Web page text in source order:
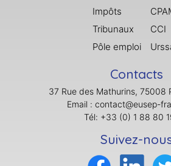
Impôts
Tribunaux
Pôle emploi
CCI
Contacts
37 Rue des Mathurins, 75008
Email : contact@eusep-
Tél: +33 (0) 1 88 80
Suivez-